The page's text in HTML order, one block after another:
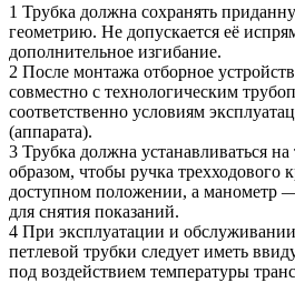
1 Трубка должна сохранять
геометрию. Не допускается её
дополнительное изгибание.
2 После монтажа отборное
совместно с технологическим
соответственно условиям
(аппарата).
3 Трубка должна устанавливаться
образом, чтобы ручка трехходового
доступном положении, а манометр
для снятия показаний.
4 При эксплуатации и
петлевой трубки следует иметь
под воздействием температуры